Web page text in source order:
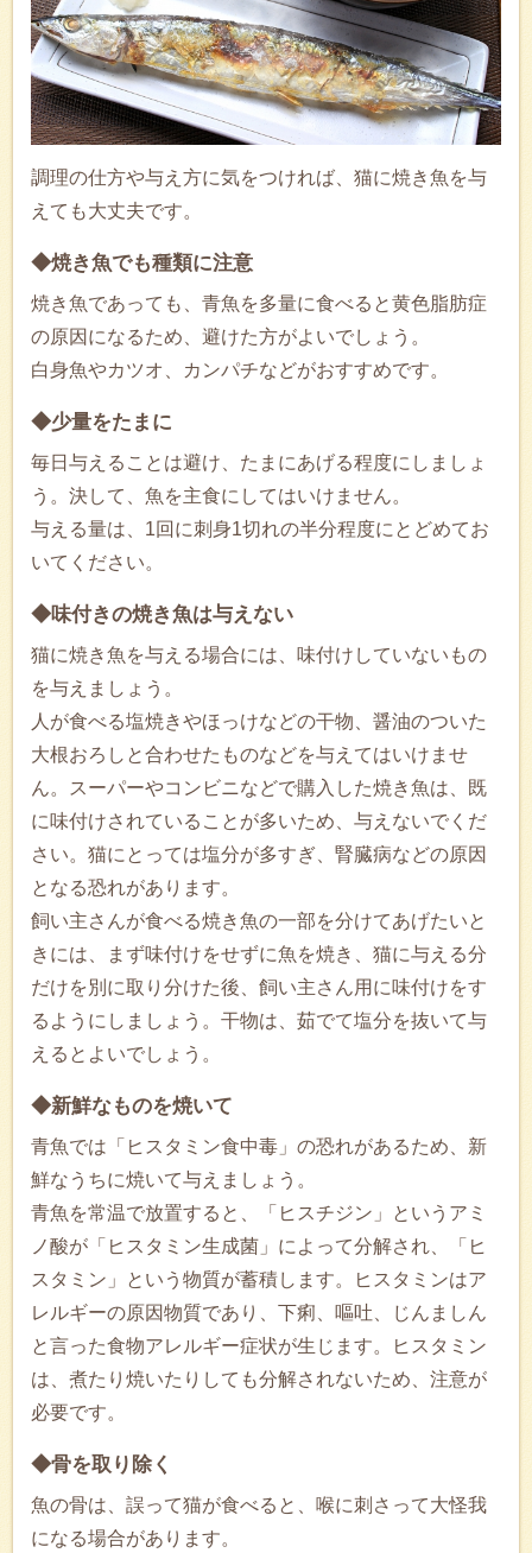
調理の仕方や与え方に気をつければ、猫に焼き魚を与
えても大丈夫です。
◆焼き魚でも種類に注意
焼き魚であっても、青魚を多量に食べると黄色脂肪症
の原因になるため、避けた方がよいでしょう。
白身魚やカツオ、カンパチなどがおすすめです。
◆少量をたまに
毎日与えることは避け、たまにあげる程度にしましょ
う。決して、魚を主食にしてはいけません。
与える量は、1回に刺身1切れの半分程度にとどめてお
いてください。
◆味付きの焼き魚は与えない
猫に焼き魚を与える場合には、味付けしていないもの
を与えましょう。
人が食べる塩焼きやほっけなどの干物、醤油のついた
大根おろしと合わせたものなどを与えてはいけませ
ん。スーパーやコンビニなどで購入した焼き魚は、既
に味付けされていることが多いため、与えないでくだ
さい。猫にとっては塩分が多すぎ、腎臓病などの原因
となる恐れがあります。
飼い主さんが食べる焼き魚の一部を分けてあげたいと
きには、まず味付けをせずに魚を焼き、猫に与える分
だけを別に取り分けた後、飼い主さん用に味付けをす
るようにしましょう。干物は、茹でて塩分を抜いて与
えるとよいでしょう。
◆新鮮なものを焼いて
青魚では「ヒスタミン食中毒」の恐れがあるため、新
鮮なうちに焼いて与えましょう。
青魚を常温で放置すると、「ヒスチジン」というアミ
ノ酸が「ヒスタミン生成菌」によって分解され、「ヒ
スタミン」という物質が蓄積します。ヒスタミンはア
レルギーの原因物質であり、下痢、嘔吐、じんましん
と言った食物アレルギー症状が生じます。ヒスタミン
は、煮たり焼いたりしても分解されないため、注意が
必要です。
◆骨を取り除く
魚の骨は、誤って猫が食べると、喉に刺さって大怪我
になる場合があります。